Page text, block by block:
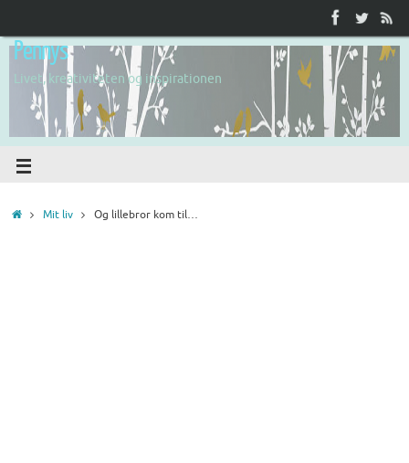
Pennys
Livet, kreativiteten og inspirationen
Mit liv Og lillebror kom til…